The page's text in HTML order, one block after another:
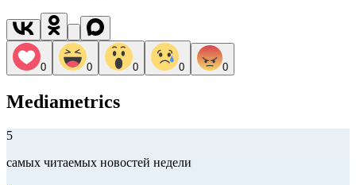
0 0 0 0 0
Mediametrics
5
самых читаемых новостей недели